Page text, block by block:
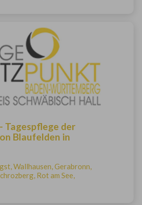
Tagespflege der
Blaufelden in
Wallhausen, Gerabronn,
Rot am See,